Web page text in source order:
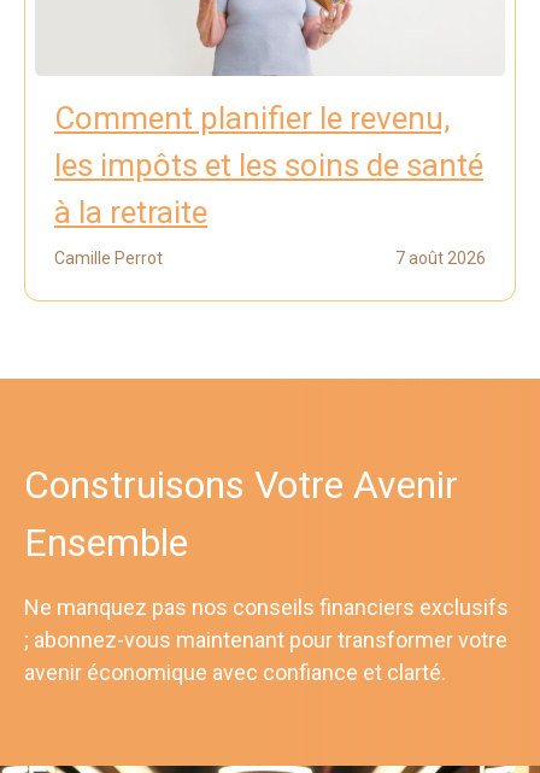
Comment planifier le revenu,
les impôts et les soins de santé
à la retraite
Camille Perrot 7 août 2026
Construisons Votre Avenir
Ensemble
Ne manquez pas nos conseils financiers exclusifs
; abonnez-vous maintenant pour transformer votre
avenir économique avec confiance et clarté.